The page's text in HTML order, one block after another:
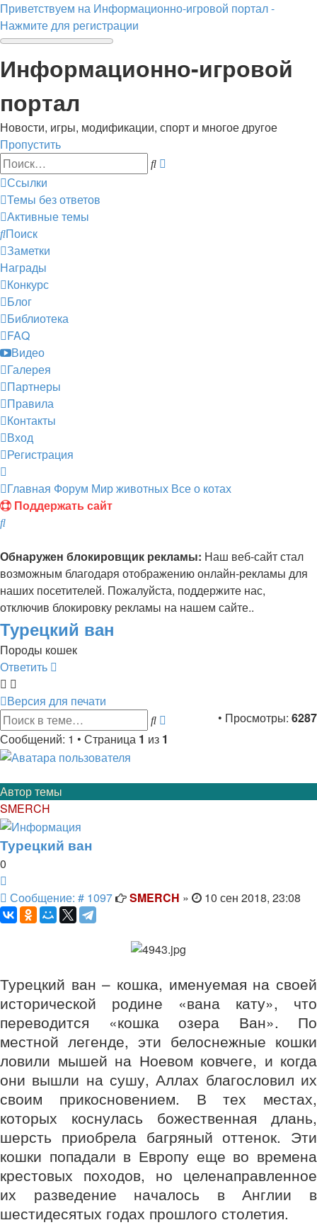
Приветствуем на Информационно-игровой портал -
Нажмите для регистрации
Информационно-игровой
портал
Новости, игры, модификации, спорт и многое другое
Пропустить
Поиск
Ссылки
Темы без ответов
Активные темы
Поиск
Заметки
Награды
Конкурс
Блог
Библиотека
FAQ
Видео
Галерея
Партнеры
Правила
Контакты
Вход
Регистрация
Главная Форум Мир животных Все о котах
Поддержать сайт
Поиск
Обнаружен блокировщик рекламы: Наш веб-сайт стал
возможным благодаря отображению онлайн-рекламы для
наших посетителей. Пожалуйста, поддержите нас,
отключив блокировку рекламы на нашем сайте..
Турецкий ван
Породы кошек
Ответить
Версия для печати
• Просмотры: 6287
ПоискРасширенный
поиск
Сообщений: 1 • Страница 1 из 1
Автор темы
SMERCH
Турецкий ван
0
Сообщение: # 1097Сообщение
SMERCH » 10 сен 2018, 23:08
Турецкий ван – кошка, именуемая на своей
исторической родине «вана кату», что
переводится «кошка озера Ван». По
местной легенде, эти белоснежные кошки
ловили мышей на Ноевом ковчеге, и когда
они вышли на сушу, Аллах благословил их
своим прикосновением. В тех местах,
которых коснулась божественная длань,
шерсть приобрела багряный оттенок. Эти
кошки попадали в Европу еще во времена
крестовых походов, но целенаправленное
их разведение началось в Англии в
шестидесятых годах прошлого столетия.